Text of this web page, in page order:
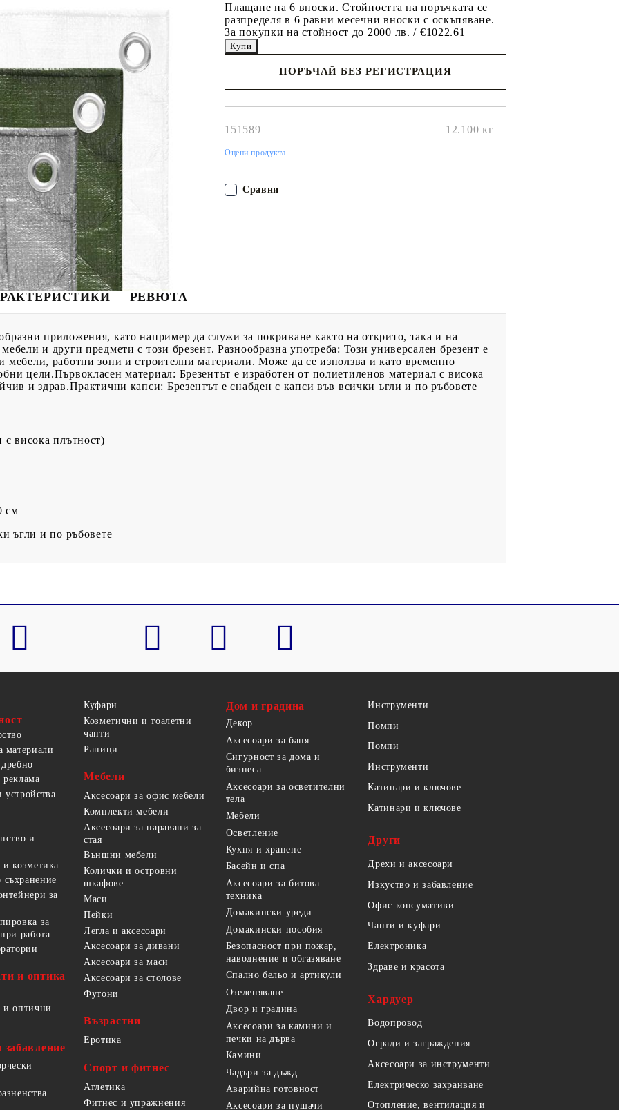
Плащане на 6 вноски. Стойността на поръчката се
разпределя в 6 равни месечни вноски с оскъпяване.
За покупки на стойност до 2000 лв. / €1022.61
ПОРЪЧАЙ БЕЗ РЕГИСТРАЦИЯ
151589 12.100 кг
Оцени продукта
Сравни
РЕВЮТА
приложения, като например да служи за покриване както на открито, така и на
и други предмети с този брезент. Разнообразна употреба: Този универсален брезент е
мебели, работни зони и строителни материали. Може да се използва и като временно
цели.Първокласен материал: Брезентът е изработен от полиетиленов материал с висока
и здрав.Практични капси: Брезентът е снабден с капси във всички ъгли и по ръбовете
висока плътност)
см
ъгли и по ръбовете
материали
и
козметика
за
за
работа
и оптика
и оптични
забавление
Куфари
Козметични и тоалетни
чанти
Раници
Мебели
Аксесоари за офис мебели
Комплекти мебели
Аксесоари за паравани за
стая
Външни мебели
Колички и островни
шкафове
Маси
Пейки
Легла и аксесоари
Аксесоари за дивани
Аксесоари за маси
Аксесоари за столове
Футони
Възрастни
Еротика
Спорт и фитнес
Атлетика
Фитнес и упражнения
Дом и градина
Декор
Аксесоари за баня
Сигурност за дома и
бизнеса
Аксесоари за осветителни
тела
Мебели
Осветление
Кухня и хранене
Басейн и спа
Аксесоари за битова
техника
Домакински уреди
Домакински пособия
Безопасност при пожар,
наводнение и обгазяване
Спално бельо и артикули
Озеленяване
Двор и градина
Аксесоари за камини и
печки на дърва
Камини
Чадъри за дъжд
Аварийна готовност
Аксесоари за пушачи
Инструменти
Помпи
Помпи
Инструменти
Катинари и ключове
Катинари и ключове
Други
Дрехи и аксесоари
Изкуство и забавление
Офис консумативи
Чанти и куфари
Електроника
Здраве и красота
Хардуер
Водопровод
Огради и заграждения
Аксесоари за инструменти
Електрическо захранване
Отопление, вентилация и